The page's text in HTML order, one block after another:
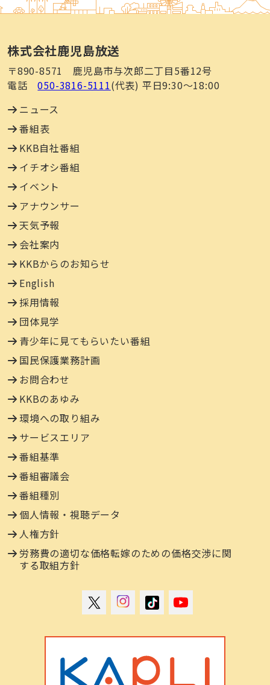
株式会社鹿児島放送
〒890-8571 鹿児島市与次郎二丁目5番12号
電話050-3816-5111(代表) 平日9:30～18:00
ニュース
番組表
KKB自社番組
イチオシ番組
イベント
アナウンサー
天気予報
会社案内
KKBからのお知らせ
English
採用情報
団体見学
青少年に見てもらいたい番組
国民保護業務計画
お問合わせ
KKBのあゆみ
環境への取り組み
サービスエリア
番組基準
番組審議会
番組種別
個人情報・視聴データ
人権方針
労務費の適切な価格転嫁のための価格交渉に関
する取組方針